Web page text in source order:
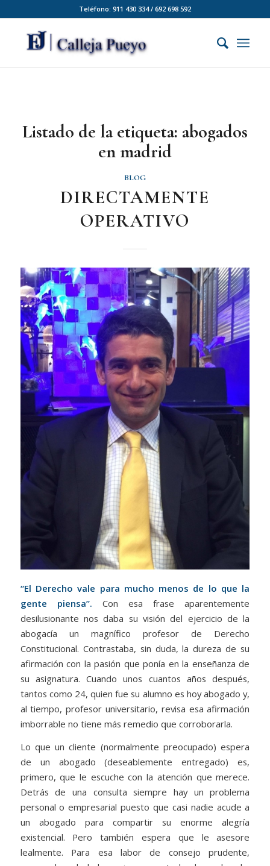
Teléfono: 911 430 334 / 692 698 592
Listado de la etiqueta: abogados
en madrid
BLOG
DIRECTAMENTE
OPERATIVO
“El Derecho vale para mucho menos de lo que la
gente piensa”. Con esa frase aparentemente
desilusionante nos daba su visión del ejercicio de la
abogacía un magnífico profesor de Derecho
Constitucional. Contrastaba, sin duda, la dureza de su
afirmación con la pasión que ponía en la enseñanza de
su asignatura. Cuando unos cuantos años después,
tantos como 24, quien fue su alumno es hoy abogado y,
al tiempo, profesor universitario, revisa esa afirmación
imborrable no tiene más remedio que corroborarla.
Lo que un cliente (normalmente preocupado) espera
de un abogado (deseablemente entregado) es,
primero, que le escuche con la atención que merece.
Detrás de una consulta siempre hay un problema
personal o empresarial puesto que casi nadie acude a
un abogado para compartir su enorme alegría
existencial. Pero también espera que le asesore
lealmente. Para esa labor de consejo prudente,